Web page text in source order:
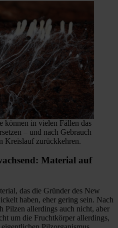
können in vielen Fällen das
– und nach Gebrauch
Kreislauf zurückkehren.
Material auf
das die Gründer des New
haben, eher gering sein. Nach
Pilzen allerdings auch nicht, aber
um die Fruchtkörper allerdings,